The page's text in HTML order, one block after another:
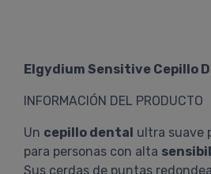
Elgydium Sensitive Cepillo
INFORMACIÓN DEL PRODUCTO
Un cepillo dental ultra suave
para personas con alta
Sus cerdas de puntas